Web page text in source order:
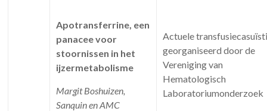
Apotransferrine, een
panacee voor
stoornissen in het
ijzermetabolisme
Margit Boshuizen,
Sanquin en AMC
Actuele
georganiseerd door de
Vereniging van
Hematologisch
Laboratoriumonderzoek